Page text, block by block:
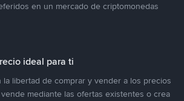
en un mercado de criptomonedas
ideal para ti
la libertad de comprar y vender a los precios
mediante las ofertas existentes o crea